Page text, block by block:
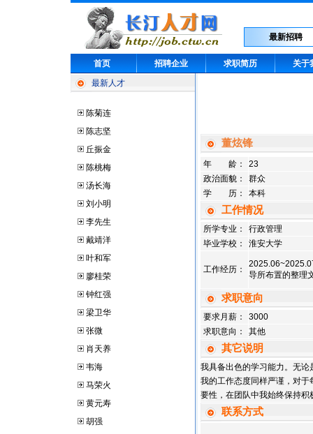
最新招聘
首页 招聘企业 求职简历
关于
最新人才
陈菊连
陈志坚
丘振金
陈桃梅
汤长海
刘小明
李先生
戴靖洋
叶和军
廖桂荣
钟红强
梁卫华
张微
肖天养
韦海
马荣火
黄元寿
胡强
董炫锋
年 龄：
23
政治面貌：
群众
学 历：
本科
工作情况
所学专业：
行政管理
毕业学校：
淮安大学
工作经历：
导所布置的整理
求职意向
要求月薪：
3000
求职意向：
其他
其它说明
我具备出色的学习能力。无
我的工作态度同样严谨，对
要性，在团队中我始终保持
联系方式